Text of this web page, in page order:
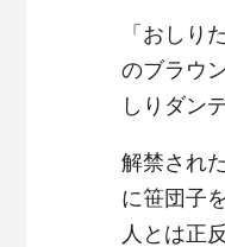
「おしり
のブラウ
しりダン
解禁され
に笹団子
人とは正